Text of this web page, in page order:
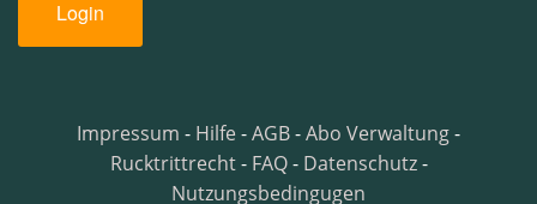
Login
Impressum - Hilfe-AGB-Abo Verwaltung-
Rucktrittrecht- FAQ- Datenschutz-
Nutzungsbedingugen